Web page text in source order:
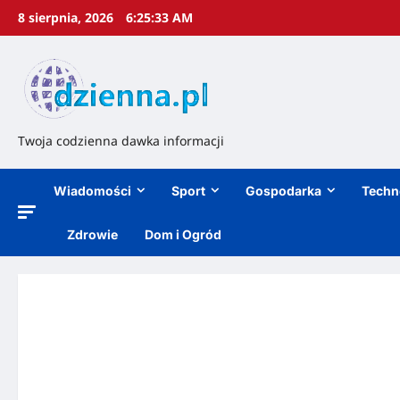
8 sierpnia, 2026 6:25:34 AM
Twoja codzienna dawka informacji
Wiadomości Sport Gospodarka
Zdrowie Dom i Ogród